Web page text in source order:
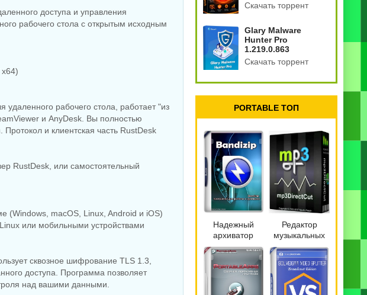
доступа и управления
рабочего стола с открытым исходным
рабочего стола, работает "из
и AnyDesk. Вы полностью
и клиентская часть RustDesk
RustDesk, или самостоятельный
(Windows, macOS, Linux, Android и iOS)
или мобильными устройствами
сквозное шифрование TLS 1.3,
доступа. Программа позволяет
над вашими данными.
Скачать торрент
Glary Malware
Hunter Pro
1.219.0.863
Скачать торрент
PORTABLE ТОП
Надежный
архиватор
файлов
Bandizip 7.42
Pro by
Dodakaedr
Редактор
музыкальных
файлов
mp3DirectCut
2.40